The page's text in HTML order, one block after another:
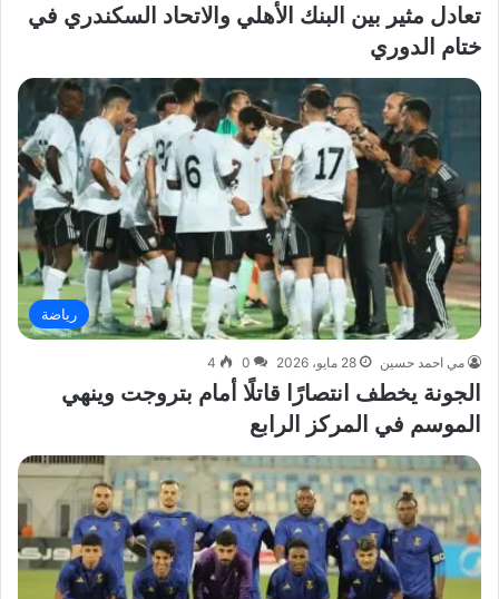
تعادل مثير بين البنك الأهلي والاتحاد السكندري في
ختام الدوري
رياضة
مي احمد حسين 28 مايو، 2026 0
4
الجونة يخطف انتصارًا قاتلًا أمام بتروجت وينهي
الموسم في المركز الرابع